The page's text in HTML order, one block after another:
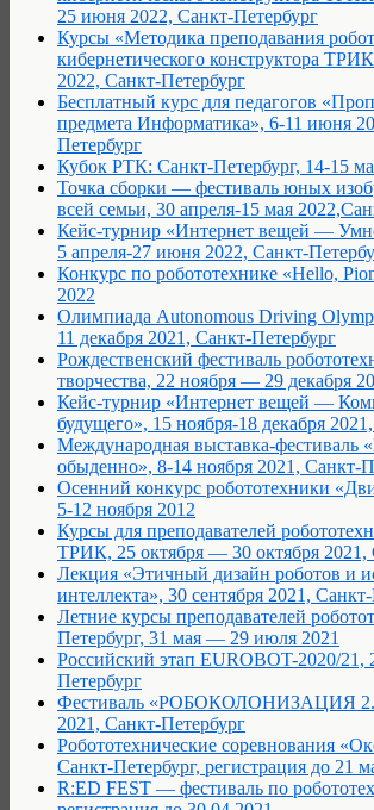
25 июня 2022, Санкт-Петербург
Курсы «Методика преподавания
кибернетического конструктора
2022, Санкт-Петербург
Бесплатный курс для педагогов
предмета Информатика», 6-11 июня
Петербург
Кубок РТК: Санкт-Петербург, 14-15
Точка сборки — фестиваль юных
всей семьи, 30 апреля-15 мая
Кейс-турнир «Интернет вещей —
5 апреля-27 июня 2022, Санкт-
Конкурс по робототехнике «Hello,
2022
Олимпиада Autonomous Driving
11 декабря 2021, Санкт-Петербург
Рождественский фестиваль
творчества, 22 ноября — 29 декабря
Кейс-турнир «Интернет вещей —
будущего», 15 ноября-18 декабря
Международная выставка-фестиваль
обыденно», 8-14 ноября 2021, Санкт-
Осенний конкурс робототехники
5-12 ноября 2012
Курсы для преподавателей
ТРИК, 25 октября — 30 октября 2021,
Лекция «Этичный дизайн роботов и
интеллекта», 30 сентября 2021,
Летние курсы преподавателей
Петербург, 31 мая — 29 июля 2021
Российский этап EUROBOT-2020/21,
Петербург
Фестиваль «РОБОКОЛОНИЗАЦИЯ
2021, Санкт-Петербург
Робототехнические соревнования
Санкт-Петербург, регистрация до 21
R:ED FEST — фестиваль по